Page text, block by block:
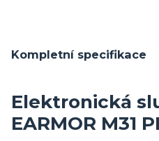
Kompletní specifikace
Elektronická
EARMOR M31